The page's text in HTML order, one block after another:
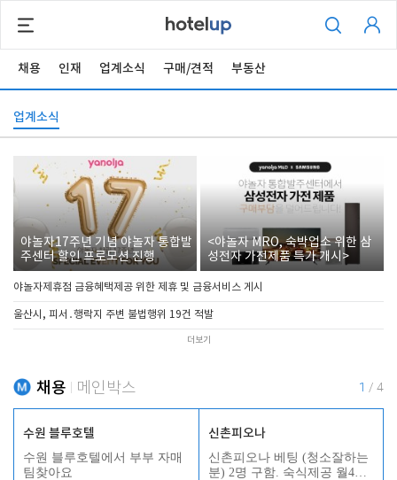
채용 인재 업계소식 구매/견적 부동산
업계소식
야놀자17주년 기념 야놀자 통합발
주센터 할인 프로모션 진행
<야놀자 MRO, 숙박업소 위한 삼
성전자 가전제품 특가 개시>
야놀자제휴점 금융혜택제공 위한 제휴 및 금융서비스 게시
울산시, 피서․행락지 주변 불법행위 19건 적발
더보기
채용 메인박스 1 / 4
수원 블루호텔
수원 블루호텔에서 부부 자매
팀찾아요
신촌피오나
신촌피오나 베팅 (청소잘하는
분) 2명 구함. 숙식제공 월4회